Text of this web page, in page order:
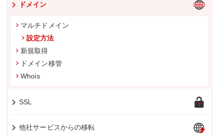
ドメイン
マルチドメイン
設定方法
新規取得
ドメイン移管
Whois
SSL
他社サービスからの移転